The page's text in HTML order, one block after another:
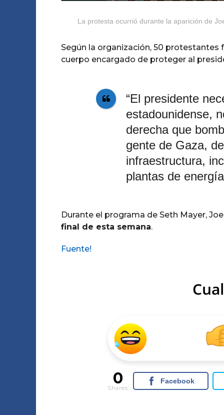
La protesta ocurrió durante la aparición de
Según la organización, 50 protestantes
cuerpo encargado de proteger al
“El presidente
estadounidense,
derecha que
gente de Gaza,
infraestructura,
plantas de
Durante el programa de Seth Mayer,
final de esta semana.
Fuente!
0
Shares
Facebook